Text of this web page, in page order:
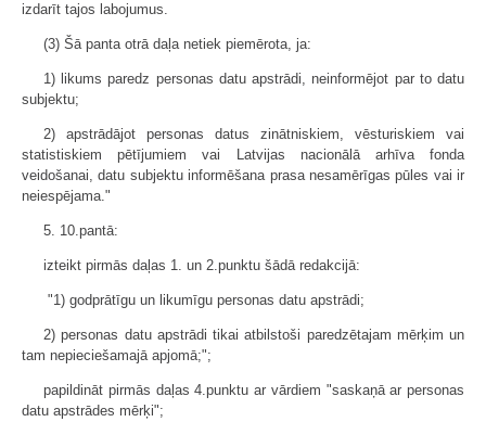
izdarīt tajos labojumus.
(3) Šā panta otrā daļa netiek piemērota, ja:
1) likums paredz personas datu apstrādi, neinformējot par to datu
subjektu;
2) apstrādājot personas datus zinātniskiem, vēsturiskiem vai
statistiskiem pētījumiem vai Latvijas nacionālā arhīva fonda
veidošanai, datu subjektu informēšana prasa nesamērīgas pūles vai ir
neiespējama."
5. 10.pantā:
izteikt pirmās daļas 1. un 2.punktu šādā redakcijā:
"1) godprātīgu un likumīgu personas datu apstrādi;
2) personas datu apstrādi tikai atbilstoši paredzētajam mērķim un
tam nepieciešamajā apjomā;";
papildināt pirmās daļas 4.punktu ar vārdiem "saskaņā ar personas
datu apstrādes mērķi";